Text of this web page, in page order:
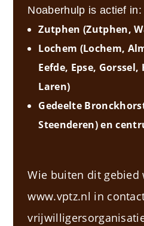
Noaberhulp is actief in:
Zutphen (Zutphen,
Lochem (Lochem,
Eefde, Epse, Gorssel,
Laren)
Gedeelte
Steenderen) en
Wie buiten dit gebied
www.vptz.nl in